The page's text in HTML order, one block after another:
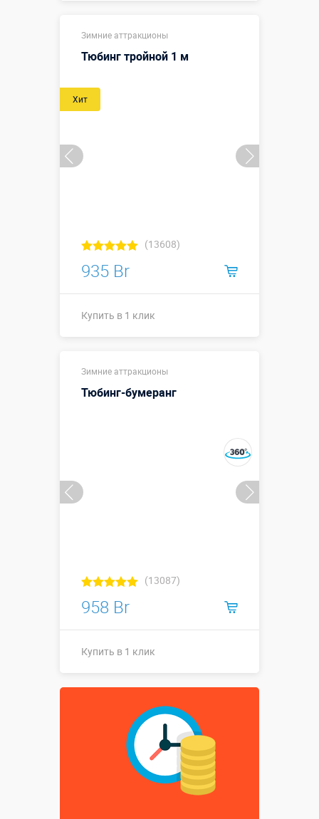
Зимние аттракционы
Тюбинг тройной 1 м
Хит
(13608)
935 Br
Купить в 1 клик
Зимние аттракционы
Тюбинг-бумеранг
(13087)
958 Br
Купить в 1 клик